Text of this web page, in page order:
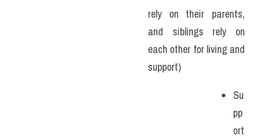
rely on their parents,
and siblings rely on
each other for living and
support)
Su
pp
ort